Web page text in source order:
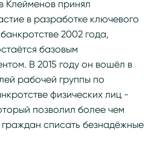
Клейменов принял
в разработке ключевого
2002 года,
базовым
В 2015 году он вошёл в
рабочей группы по
физических лиц -
позволил более чем
списать безнадёжные